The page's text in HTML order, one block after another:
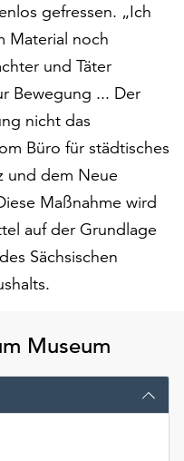
gefressen. „Ich
Material noch
und Täter
Bewegung ... Der
nicht das
Büro für städtisches
und dem Neue
Maßnahme wird
auf der Grundlage
Sächsischen
Museum